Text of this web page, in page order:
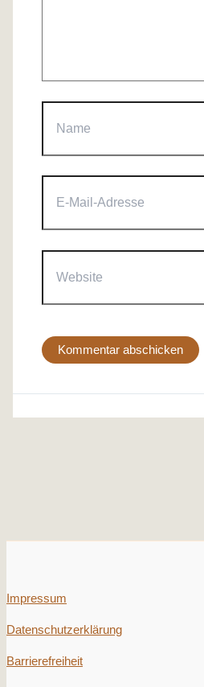
Mail-
Impressum
Datenschutzerklärung
Barrierefreiheit